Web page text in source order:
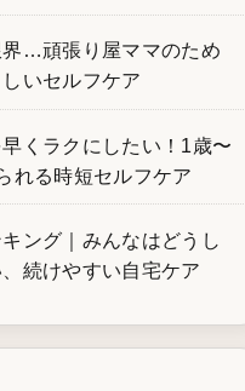
…頑張り屋ママのため
いセルフケア
くラクにしたい！1歳〜
れる時短セルフケア
ング｜みんなはどうし
続けやすい自宅ケア